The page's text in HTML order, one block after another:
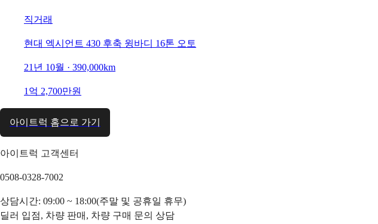
직거래
현대 엑시언트 430 후축 윙바디 16톤 오토
21년 10월 · 390,000km
1억 2,700만원
아이트럭 홈으로 가기
아이트럭 고객센터
0508-0328-7002
상담시간: 09:00 ~ 18:00(주말 및 공휴일 휴무)
딜러 입점, 차량 판매, 차량 구매 문의 상담